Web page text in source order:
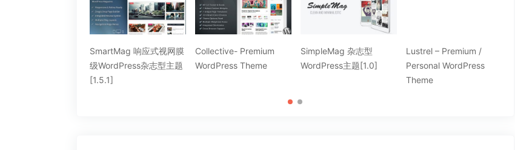
SmartMag 响应式视网膜
级WordPress杂志型主题
[1.5.1]
Collective- Premium
WordPress Theme
SimpleMag 杂志型
WordPress主题[1.0]
Lustrel – Premium /
Personal WordPress
Theme